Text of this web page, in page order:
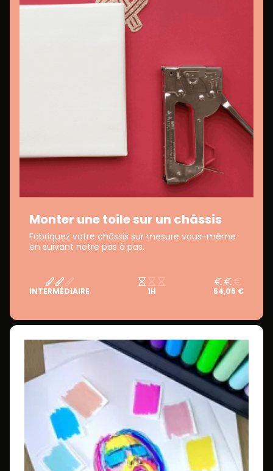
Monter une toile sur un châssis
Fabriquez votre châssis sur mesure vous-même
en suivant notre pas à pas.
INTERMÉDIAIRE 1H 54,05 €